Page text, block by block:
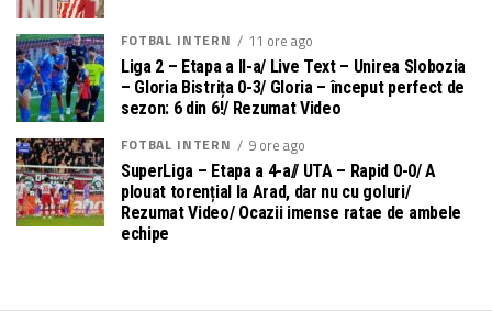
FOTBAL INTERN 11 ore ago
Liga 2 – Etapa a II-a/ Live Text – Unirea Slobozia
– Gloria Bistrița 0-3/ Gloria – început perfect de
sezon: 6 din 6!/ Rezumat Video
FOTBAL INTERN
9 ore ago
SuperLiga – Etapa a 4-a// UTA – Rapid 0-0/ A
plouat torențial la Arad, dar nu cu goluri/
Rezumat Video/ Ocazii imense ratae de ambele
echipe